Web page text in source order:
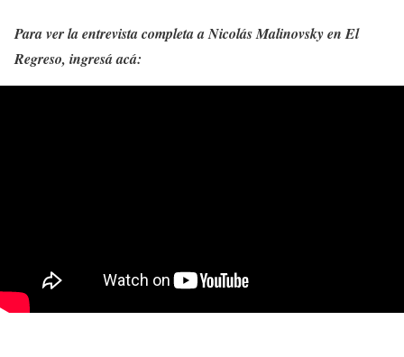
Para ver la entrevista completa a Nicolás Malinovsky en El
Regreso, ingresá acá: